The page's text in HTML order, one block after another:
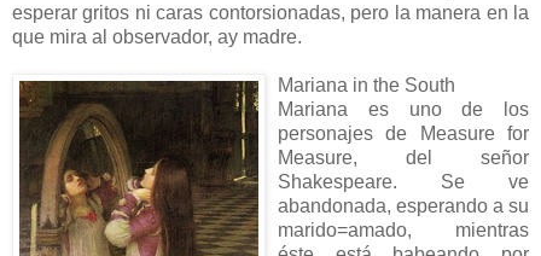
esperar gritos ni caras contorsionadas, pero la manera en la
que mira al observador, ay madre.
Mariana in the South
Mariana es uno de los
personajes de Measure for
Measure, del señor
Shakespeare. Se ve
abandonada, esperando a su
marido=amado, mientras